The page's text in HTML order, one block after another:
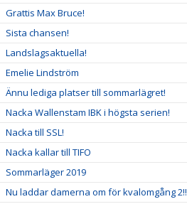
Grattis Max Bruce!
Sista chansen!
Landslagsaktuella!
Emelie Lindström
Ännu lediga platser till sommarlägret!
Nacka Wallenstam IBK i högsta serien!
Nacka till SSL!
Nacka kallar till TIFO
Sommarläger 2019
Nu laddar damerna om för kvalomgång 2!!